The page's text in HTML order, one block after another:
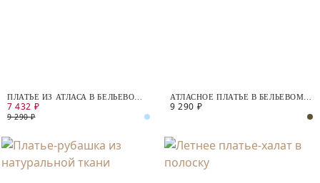
ПЛАТЬЕ ИЗ АТЛАСА В БЕЛЬЕВОМ
СТИЛЕ
7 432 ₽
9 290 ₽
АТЛАСНОЕ ПЛАТЬЕ В БЕЛЬЕВОМ
СТИЛЕ
9 290 ₽